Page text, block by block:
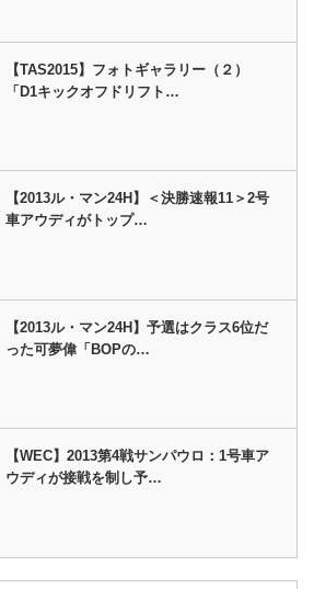
【TAS2015】フォトギャラリー（２）
「D1キックオフドリフト…
【2013ル・マン24H】＜決勝速報11＞2号
車アウディがトップ…
【2013ル・マン24H】予選はクラス6位だ
った可夢偉「BOPの…
【WEC】2013第4戦サンパウロ：1号車ア
ウディが接戦を制し予…